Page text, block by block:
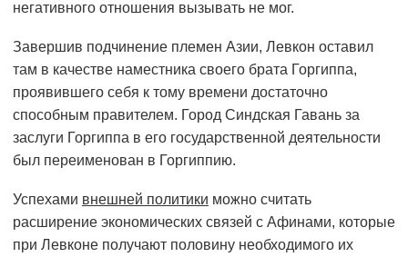
негативного отношения вызывать не мог.
Завершив подчинение племен Азии, Левкон оставил
там в качестве наместника своего брата Горгиппа,
проявившего себя к тому времени достаточно
способным правителем. Город Синдская Гавань за
заслуги Горгиппа в его государственной деятельности
был переименован в Горгиппию.
Успехами внешней политики можно считать
расширение экономических связей с Афинами, которые
при Левконе получают половину необходимого их